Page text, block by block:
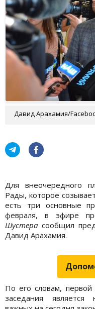
Давид Арахамия/
Для внеочередного
Рады, которое
есть три основные
февраля, в эфире
Шустера сообщил
Давид Арахамия.
По его словам, первой
заседания является